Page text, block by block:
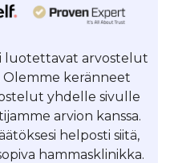
luotettavat arvostelut
Olemme keränneet
yhdelle sivulle
arvion kanssa.
helposti siitä,
hammasklinikka.